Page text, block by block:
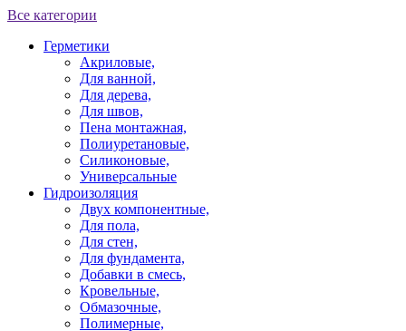
Все категории
Герметики
Акриловые,
Для ванной,
Для дерева,
Для швов,
Пена монтажная,
Полиуретановые,
Силиконовые,
Универсальные
Гидроизоляция
Двух компонентные,
Для пола,
Для стен,
Для фундамента,
Добавки в смесь,
Кровельные,
Обмазочные,
Полимерные,